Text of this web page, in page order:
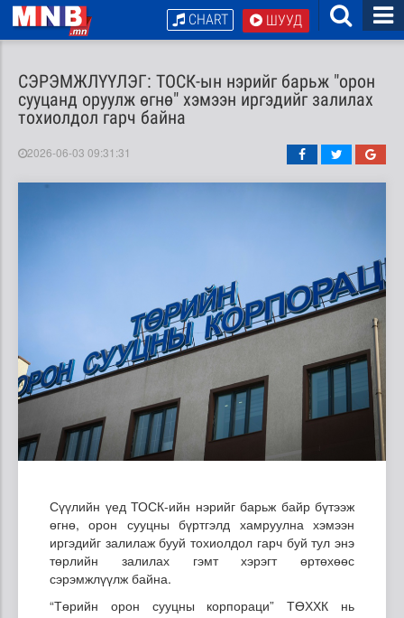
ШУУД
CHART
СЭРЭМЖЛҮҮЛЭГ: ТОСК-ын нэрийг барьж "орон
сууцанд оруулж өгнө" хэмээн иргэдийг залилах
тохиолдол гарч байна
2026-06-03 09:31:31
Сүүлийн үед ТОСК-ийн нэрийг барьж байр бүтээж
өгнө, орон сууцны бүртгэлд хамруулна хэмээн
иргэдийг залилаж бууй тохиолдол гарч буй тул энэ
төрлийн залилах гэмт хэрэгт өртөхөөс
сэрэмжлүүлж байна.
“Төрийн орон сууцны корпораци” ТӨХХК нь